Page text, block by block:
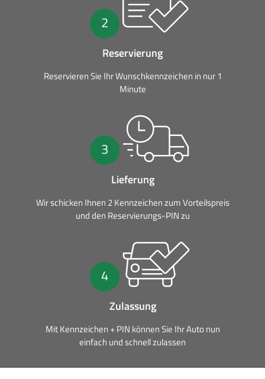
2
Reservierung
Reservieren Sie Ihr Wunschkennzeichen in nur 1
Minute
3
Lieferung
Wir schicken Ihnen 2 Kennzeichen zum Vorteilspreis
und den Reservierungs-PIN zu
4
Zulassung
Mit Kennzeichen + PIN können Sie Ihr Auto nun
einfach und schnell zulassen